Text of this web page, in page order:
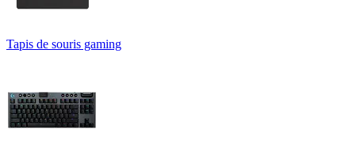
Tapis de souris gaming